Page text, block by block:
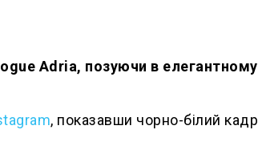
Adria, позуючи в елегантному
, показавши чорно-білий кадр